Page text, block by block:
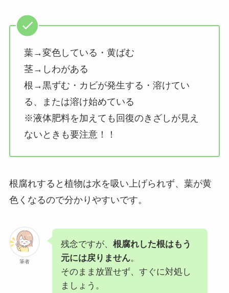
葉→変色している・黄ばむ
茎→しわがある
根→黒ずむ・カビが発生する・溶けてい
る、または溶け始めている
※液体肥料を加えても回復のきざしが見え
ないときも要注意！！
根腐れすると植物は水を吸い上げられず、葉が黄
色くなるので分かりやすいです。
筆者
残念ですが、 根腐れした根はもう
元には戻りません。
そのまま放置せず、すぐに対処し
ましょう。